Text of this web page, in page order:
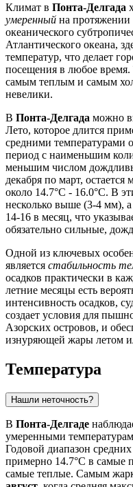
Климат в Понта-Делгада
умеренный на протяжении
океанического
Атлантического океана,
температур, что делает
посещения в любое
самым теплым и самым
невелики.
В Понта-Делгада можно
Лето, которое длится
средними температурами
период с наименьшим
меньшим числом
декабря по март,
около 14.7°C - 16.0°C. В
несколько выше (3-4 мм),
14-16 в месяц, что
обязательно сильные,
Одной из ключевых
является стабильность
осадков практически в
летние месяцы есть
интенсивность осадков,
создает условия для
Азорских островов, и
изнуряющей жары летом
Температура
Нашли неточность?
В Понта-Делгаде
умеренными
Годовой диапазон
примерно 14.7°C в самые
самые теплые. Самым